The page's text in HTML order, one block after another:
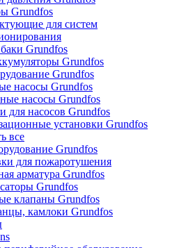
Grundfos
для систем
Grundfos
Grundfos
Grundfos
насосы Grundfos
насосы Grundfos
для насосов Grundfos
установки Grundfos
все
Grundfos
для пожаротушения
арматура Grundfos
Grundfos
клапаны Grundfos
камлоки Grundfos